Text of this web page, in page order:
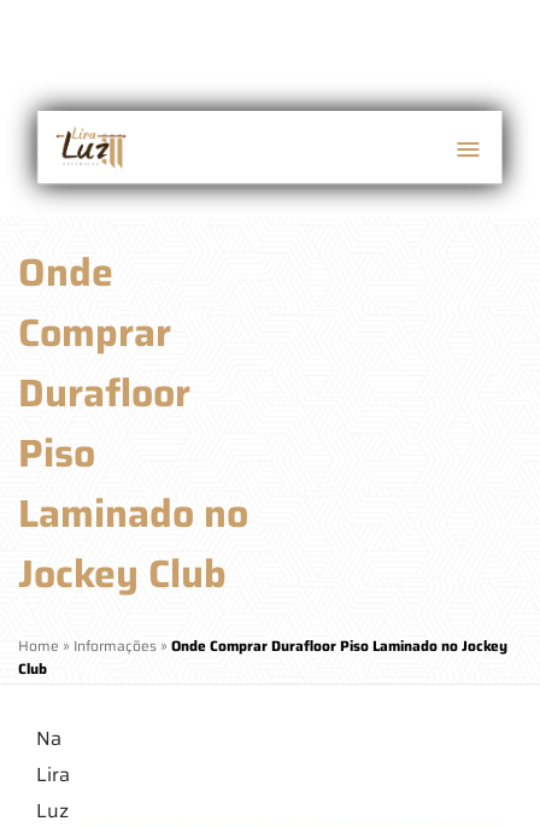
Onde
Comprar
Durafloor
Piso
Laminado no
Jockey Club
Home » Informações » Onde Comprar Durafloor Piso Laminado no Jockey
Club
Na
Lira
Luz